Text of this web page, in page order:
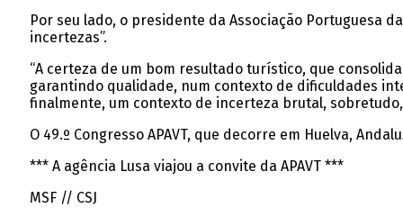
Por seu lado, o presidente da Associação Portuguesa
incertezas”.
“A certeza de um bom resultado turístico, que
garantindo qualidade, num contexto de dificuldades
finalmente, um contexto de incerteza brutal,
O 49.º Congresso APAVT, que decorre em Huelva,
*** A agência Lusa viajou a convite da APAVT ***
MSF // CSJ